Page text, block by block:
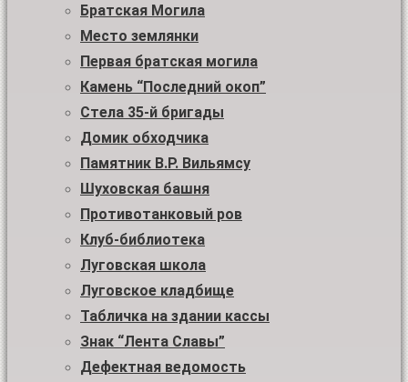
Братская Могила
Место землянки
Первая братская могила
Камень “Последний окоп”
Стела 35-й бригады
Домик обходчика
Памятник В.Р. Вильямсу
Шуховская башня
Противотанковый ров
Клуб-библиотека
Луговская школа
Луговское кладбище
Табличка на здании кассы
Знак “Лента Славы”
Дефектная ведомость